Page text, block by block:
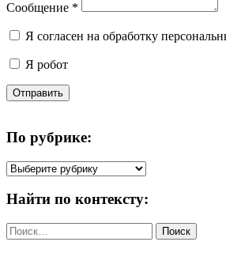
Сообщение *
Я согласен на обработку
Я робот
Отправить
По рубрике:
По
Найти по контексту:
Найти: